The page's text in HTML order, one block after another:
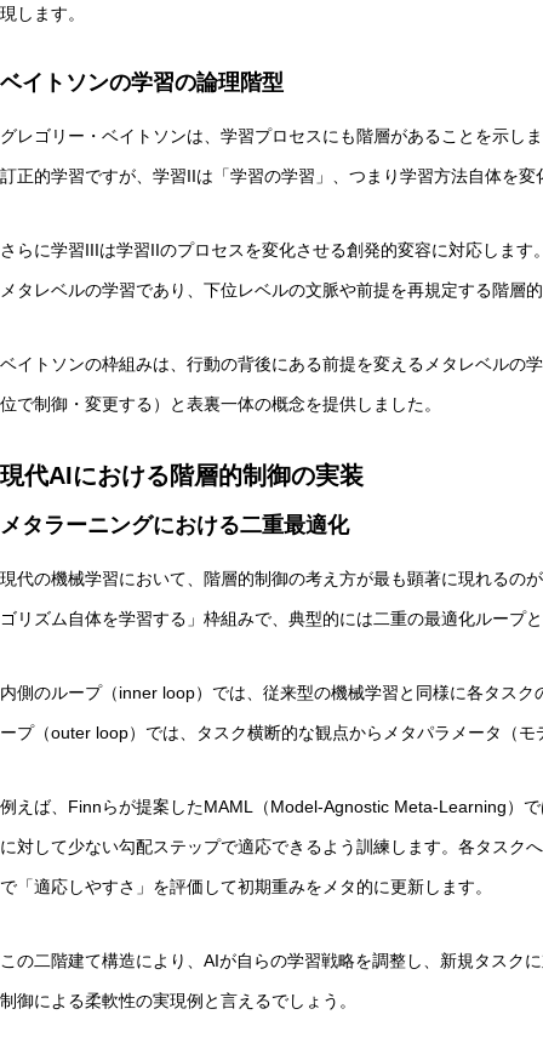
現します。
ベイトソンの学習の論理階型
グレゴリー・ベイトソンは、学習プロセスにも階層があることを示し
訂正的学習ですが、学習IIは「学習の学習」、つまり学習方法自体を
さらに学習IIIは学習IIのプロセスを変化させる創発的変容に対応しま
メタレベルの学習であり、下位レベルの文脈や前提を再規定する階層
ベイトソンの枠組みは、行動の背後にある前提を変えるメタレベルの
位で制御・変更する）と表裏一体の概念を提供しました。
現代AIにおける階層的制御の実装
メタラーニングにおける二重最適化
現代の機械学習において、階層的制御の考え方が最も顕著に現れるの
ゴリズム自体を学習する」枠組みで、典型的には二重の最適化ループ
内側のループ（inner loop）では、従来型の機械学習と同様に各タス
ープ（outer loop）では、タスク横断的な観点からメタパラメータ（
例えば、Finnらが提案したMAML（Model-Agnostic Meta-Learning）
に対して少ない勾配ステップで適応できるよう訓練します。各タスク
で「適応しやすさ」を評価して初期重みをメタ的に更新します。
この二階建て構造により、AIが自らの学習戦略を調整し、新規タスク
制御による柔軟性の実現例と言えるでしょう。